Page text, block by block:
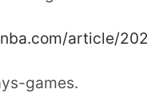
article/
games.